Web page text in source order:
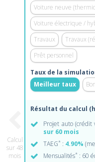
Calcul
sur 48
mois
Voiture neuve
Voiture électrique /
Travaux
Travaux
Prêt personnel
Taux de la
Meilleur taux
Résultat du calcul
Projet auto (crédit
sur 60 mois
TAEG* : 4.90%
Mensualités* : 60